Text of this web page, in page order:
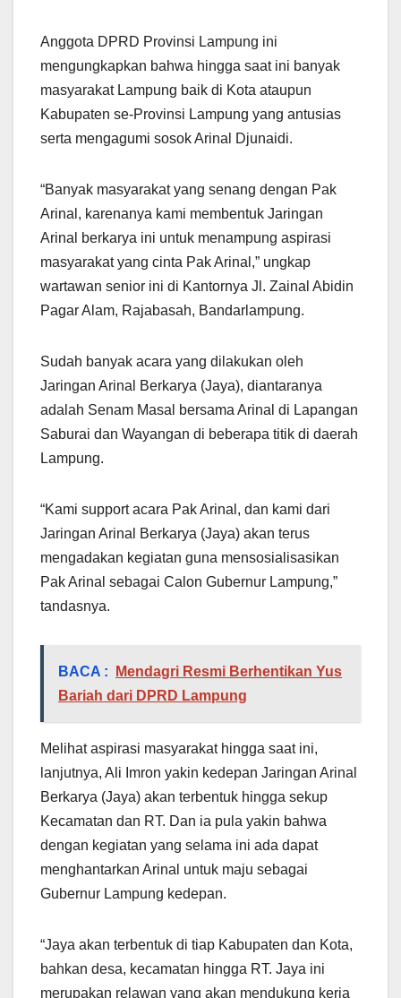
Anggota DPRD Provinsi Lampung ini
mengungkapkan bahwa hingga saat ini banyak
masyarakat Lampung baik di Kota ataupun
Kabupaten se-Provinsi Lampung yang antusias
serta mengagumi sosok Arinal Djunaidi.
“Banyak masyarakat yang senang dengan Pak
Arinal, karenanya kami membentuk Jaringan
Arinal berkarya ini untuk menampung aspirasi
masyarakat yang cinta Pak Arinal,” ungkap
wartawan senior ini di Kantornya Jl. Zainal Abidin
Pagar Alam, Rajabasah, Bandarlampung.
Sudah banyak acara yang dilakukan oleh
Jaringan Arinal Berkarya (Jaya), diantaranya
adalah Senam Masal bersama Arinal di Lapangan
Saburai dan Wayangan di beberapa titik di daerah
Lampung.
“Kami support acara Pak Arinal, dan kami dari
Jaringan Arinal Berkarya (Jaya) akan terus
mengadakan kegiatan guna mensosialisasikan
Pak Arinal sebagai Calon Gubernur Lampung,”
tandasnya.
BACA :
Mendagri Resmi Berhentikan Yus
Bariah dari DPRD Lampung
Melihat aspirasi masyarakat hingga saat ini,
lanjutnya, Ali Imron yakin kedepan Jaringan Arinal
Berkarya (Jaya) akan terbentuk hingga sekup
Kecamatan dan RT. Dan ia pula yakin bahwa
dengan kegiatan yang selama ini ada dapat
menghantarkan Arinal untuk maju sebagai
Gubernur Lampung kedepan.
“Jaya akan terbentuk di tiap Kabupaten dan Kota,
bahkan desa, kecamatan hingga RT. Jaya ini
merupakan relawan yang akan mendukung kerja